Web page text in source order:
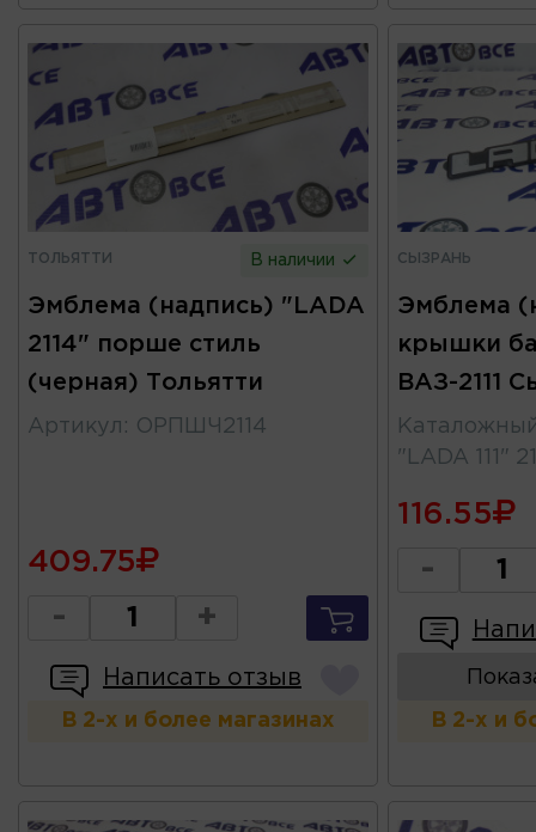
ТОЛЬЯТТИ В наличии
Эмблема (надпись) "LADA
2114" порше стиль
(черная) Тольятти
Артикул : ОРПШЧ2114
409.75
- +
Написать отзыв
В 2-х и более магазинах
СЫЗРАНЬ
Эмблема
крышки
ВАЗ-2111
"LADA 111"
116.55
-
В 2-х и